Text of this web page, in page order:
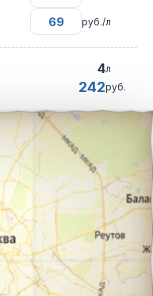
руб./л
4л
242руб.
маршрута из города